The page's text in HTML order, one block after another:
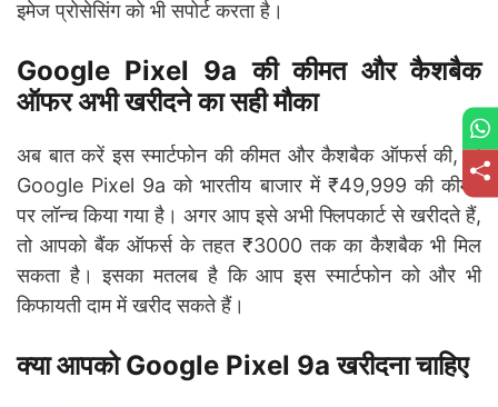
इमेज प्रोसेसिंग को भी सपोर्ट करता है।
Google Pixel 9a की कीमत और कैशबैक
ऑफर अभी खरीदने का सही मौका
अब बात करें इस स्मार्टफोन की कीमत और कैशबैक ऑफर्स की, तो
Google Pixel 9a को भारतीय बाजार में ₹49,999 की कीमत
पर लॉन्च किया गया है। अगर आप इसे अभी फ्लिपकार्ट से खरीदते हैं,
तो आपको बैंक ऑफर्स के तहत ₹3000 तक का कैशबैक भी मिल
सकता है। इसका मतलब है कि आप इस स्मार्टफोन को और भी
किफायती दाम में खरीद सकते हैं।
क्या आपको Google Pixel 9a खरीदना चाहिए